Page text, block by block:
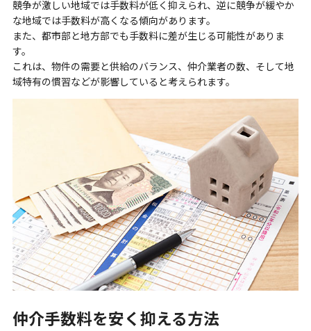
競争が激しい地域では手数料が低く抑えられ、逆に競争が緩やか
な地域では手数料が高くなる傾向があります。
また、都市部と地方部でも手数料に差が生じる可能性がありま
す。
これは、物件の需要と供給のバランス、仲介業者の数、そして地
域特有の慣習などが影響していると考えられます。
仲介手数料を安く抑える方法